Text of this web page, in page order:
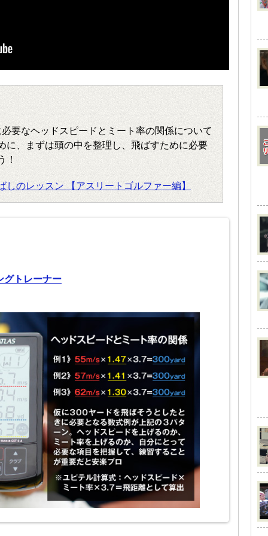
要なヘッドスピードとミート率の関係について
に、まずは頭の中を整理し、飛ばすために必要
！
しのレッスン 【アスリートゴルファー編】
グトレーナー